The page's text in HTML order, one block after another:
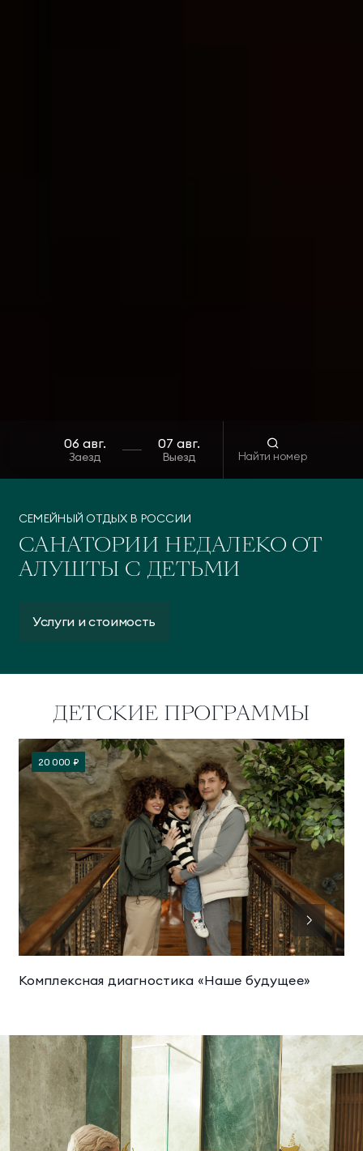
СЕМЕЙНЫЙ ОТДЫХ В РОССИИ
САНАТОРИИ НЕДАЛЕКО ОТ
АЛУШТЫ С ДЕТЬМИ
Услуги и стоимость
Заезд Выезд Найти номер
ДЕТСКИЕ ПРОГРАММЫ
20 000 ₽
Комплексная диагностика «Наше будущее»